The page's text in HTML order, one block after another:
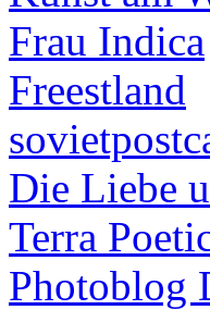
Frau Indica
Freestland
Die Liebe
Terra
Photoblog